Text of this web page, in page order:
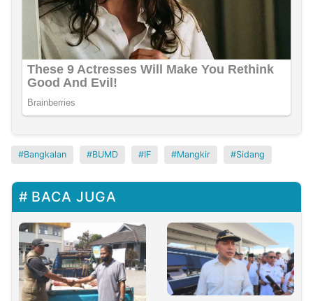
Bangkalan BUMD IF Mangkir Sidang
BACA JUGA